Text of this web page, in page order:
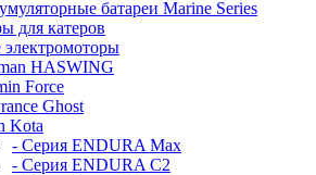
батареи Marine Series
для катеров
HASWING
Force
Ghost
Kota
- Серия ENDURA Max
- Серия ENDURA C2